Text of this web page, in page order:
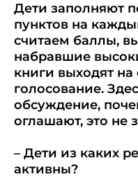
Дети заполняют
пунктов на
считаем баллы,
набравшие
книги выходят
голосование.
обсуждение,
оглашают, это не
– Дети из каких
активны?